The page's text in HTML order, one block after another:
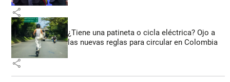
share
¿Tiene una patineta o cicla eléctrica? Ojo a
las nuevas reglas para circular en Colombia
share